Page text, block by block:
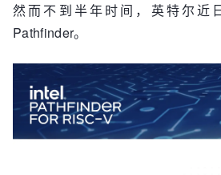
然而不到半年时间，英特尔近
Pathfinder。